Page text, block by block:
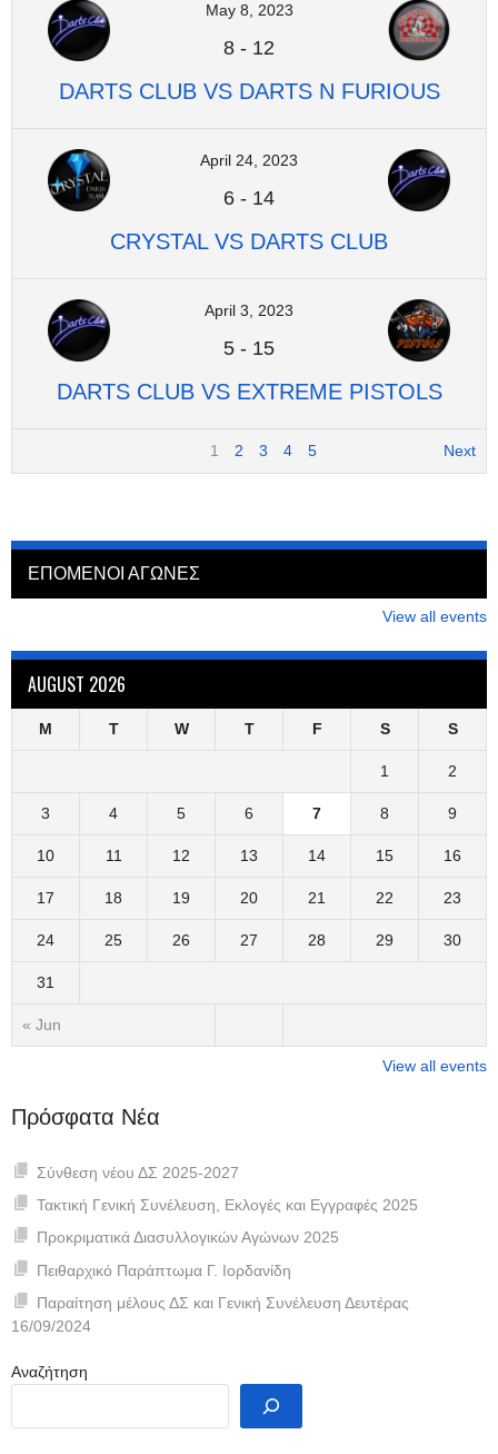
May 8, 2023
8 - 12
DARTS CLUB VS DARTS N FURIOUS
April 24, 2023
6 - 14
CRYSTAL VS DARTS CLUB
April 3, 2023
5 - 15
DARTS CLUB VS EXTREME PISTOLS
1 2 3 4 5 Next
ΕΠΟΜΕΝΟΙ ΑΓΩΝΕΣ
View all events
AUGUST 2026
M T W T F S S
« Jun
1 2
3 4 5 6 7 8 9
10 11 12 13 14 15 16
17 18 19 20 21 22 23
24 25 26 27 28 29 30
31
View all events
Πρόσφατα Νέα
Σύνθεση νέου ΔΣ 2025-2027
Τακτική Γενική Συνέλευση, Εκλογές και Εγγραφές 2025
Προκριματικά Διασυλλογικών Αγώνων 2025
Πειθαρχικό Παράπτωμα Γ. Ιορδανίδη
Παραίτηση μέλους ΔΣ και Γενική Συνέλευση Δευτέρας
16/09/2024
Αναζήτηση